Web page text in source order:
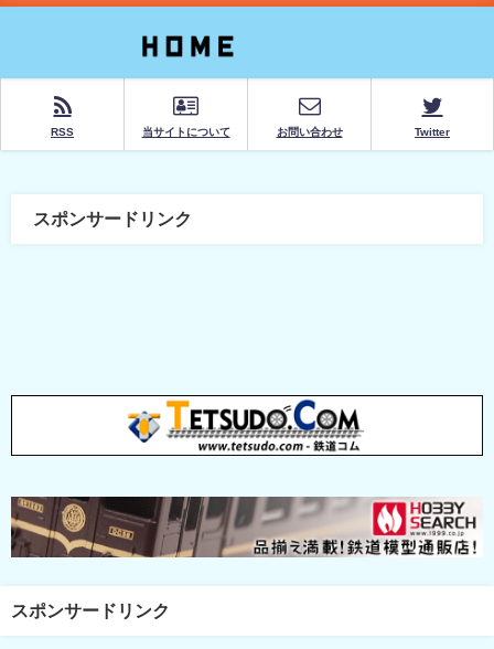
RSS 当サイトについて お問い合わせ Twitter
スポンサードリンク
スポンサードリンク